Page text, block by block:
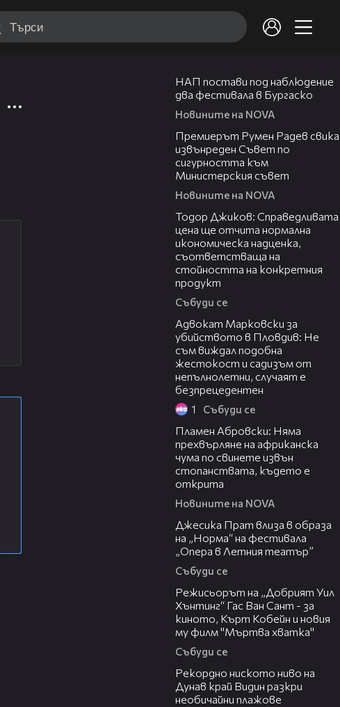
НАП постави под наблюдение
два фестивала в Бургаско
Новините на NOVA
Премиерът Румен Радев свика
извънреден Съвет по
сигурността към
Министерския съвет
Новините на NOVA
Тодор Джиков: Справедливата
цена ще отчита нормална
икономическа надценка,
съответстваща на
стойността на конкретния
продукт
Събуди се
Адвокат Марковски за
убийството в Пловдив: Не
съм виждал подобна
жестокост и садизъм от
непълнолетни, случаят е
безпрецедентен
1 Събуди се
Пламен Абровски: Няма
прехвърляне на африканска
чума по свинете извън
стопанствата, където е
открита
Новините на NOVA
Джесика Прат влиза в образа
на „Норма“ на фестивала
„Опера в Летния театър”
Събуди се
Режисьорът на „Добрият Уил
Хънтинг“ Гас Ван Сант - за
киното, Кърт Кобейн и новия
му филм "Мъртва хватка"
Събуди се
Рекордно ниското ниво на
Дунав край Видин разкри
необичайни плажове